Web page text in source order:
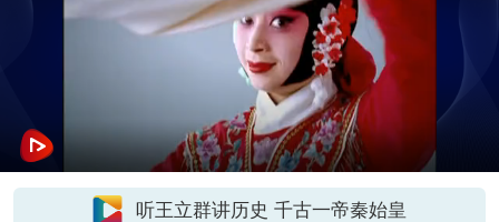
听王立群讲历史 千古一帝秦始皇